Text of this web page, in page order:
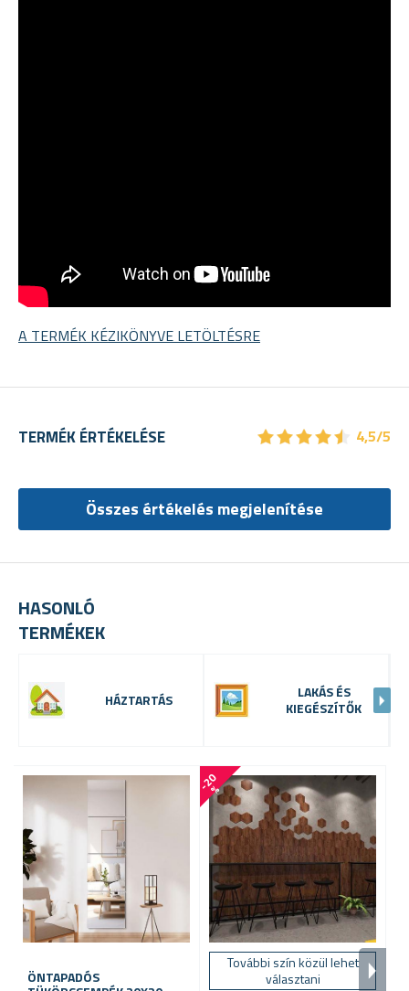
A TERMÉK KÉZIKÖNYVE LETÖLTÉSRE
HASONLÓ
TERMÉKEK
HÁZTARTÁS
LAKÁS ÉS
KIEGÉSZÍTŐK
ÖNTAPADÓS
-
2
0
%
További szín közül lehet
választani
TERMÉK ÉRTÉKELÉSE ★★★★★
★★★★★ 4,5/5
Összes értékelés megjelenítése